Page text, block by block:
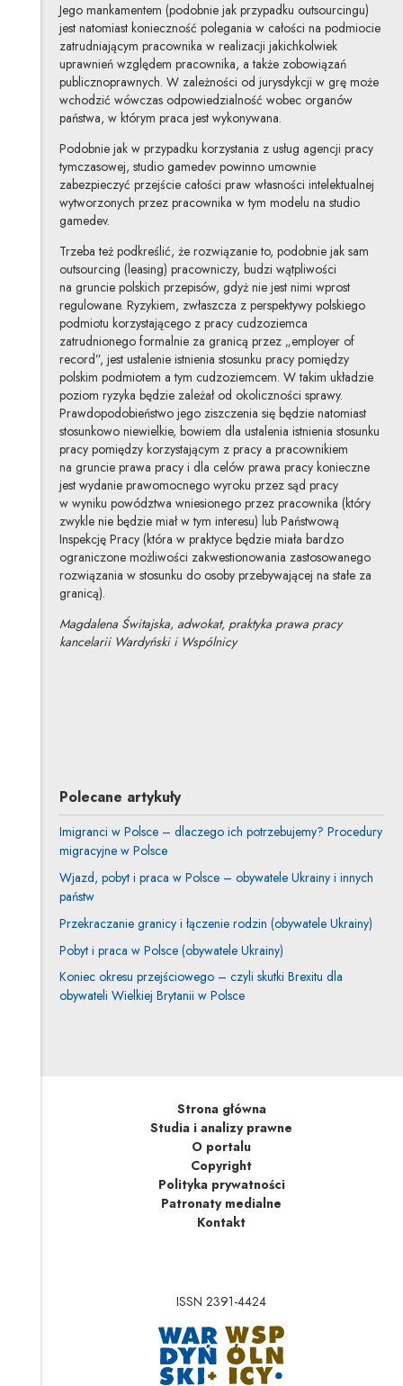
Jego mankamentem (podobnie jak przypadku outsourcingu)
jest natomiast konieczność polegania w całości na podmiocie
zatrudniającym pracownika w realizacji jakichkolwiek
uprawnień względem pracownika, a także zobowiązań
publicznoprawnych. W zależności od jurysdykcji w grę może
wchodzić wówczas odpowiedzialność wobec organów
państwa, w którym praca jest wykonywana.
Podobnie jak w przypadku korzystania z usług agencji pracy
tymczasowej, studio gamedev powinno umownie
zabezpieczyć przejście całości praw własności intelektualnej
wytworzonych przez pracownika w tym modelu na studio
gamedev.
Trzeba też podkreślić, że rozwiązanie to, podobnie jak sam
outsourcing (leasing) pracowniczy, budzi wątpliwości
na gruncie polskich przepisów, gdyż nie jest nimi wprost
regulowane. Ryzykiem, zwłaszcza z perspektywy polskiego
podmiotu korzystającego z pracy cudzoziemca
zatrudnionego formalnie za granicą przez „employer of
record”, jest ustalenie istnienia stosunku pracy pomiędzy
polskim podmiotem a tym cudzoziemcem. W takim układzie
poziom ryzyka będzie zależał od okoliczności sprawy.
Prawdopodobieństwo jego ziszczenia się będzie natomiast
stosunkowo niewielkie, bowiem dla ustalenia istnienia stosunku
pracy pomiędzy korzystającym z pracy a pracownikiem
na gruncie prawa pracy i dla celów prawa pracy konieczne
jest wydanie prawomocnego wyroku przez sąd pracy
w wyniku powództwa wniesionego przez pracownika (który
zwykle nie będzie miał w tym interesu) lub Państwową
Inspekcję Pracy (która w praktyce będzie miała bardzo
ograniczone możliwości zakwestionowania zastosowanego
rozwiązania w stosunku do osoby przebywającej na stałe za
granicą).
Magdalena Świtajska, adwokat, praktyka prawa pracy
kancelarii Wardyński i Wspólnicy
Polecane artykuły
Imigranci w Polsce – dlaczego ich potrzebujemy? Procedury
migracyjne w Polsce
Wjazd, pobyt i praca w Polsce – obywatele Ukrainy i innych
państw
Przekraczanie granicy i łączenie rodzin (obywatele Ukrainy)
Pobyt i praca w Polsce (obywatele Ukrainy)
Koniec okresu przejściowego – czyli skutki Brexitu dla
obywateli Wielkiej Brytanii w Polsce
Strona główna
Studia i analizy prawne
O portalu
Copyright
Polityka prywatności
Patronaty medialne
Kontakt
ISSN 2391-4424
Uwaga, link zostanie